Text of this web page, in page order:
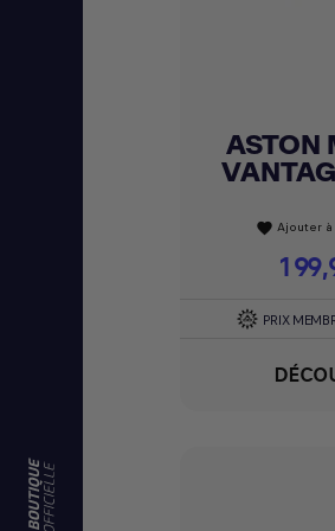
Achat
ASTON
favorite Ajouter
Prix
PRIX